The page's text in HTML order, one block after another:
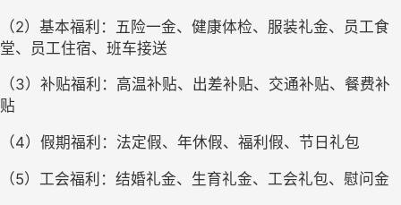
（2）基本福利：五险一金、健康体检、服装礼金、员工食
堂、员工住宿、班车接送
（3）补贴福利：高温补贴、出差补贴、交通补贴、餐费补
贴
（4）假期福利：法定假、年休假、福利假、节日礼包
（5）工会福利：结婚礼金、生育礼金、工会礼包、慰问金